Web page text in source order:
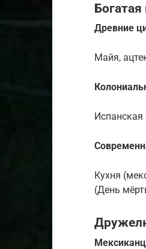
Богатая
Древние
Майя,
Испанская
Кухня
(День